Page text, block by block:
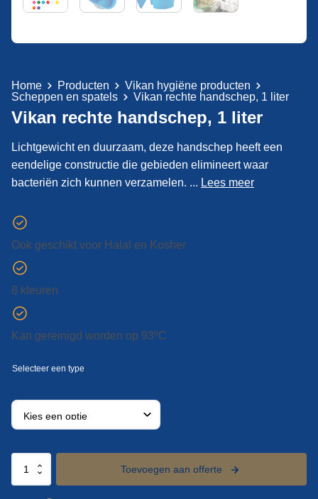
Home Producten
Vikan hygiëne producten
Scheppen en spatels
Vikan rechte handschep, 1 liter
Vikan rechte handschep, 1 liter
Lichtgewicht en duurzaam, deze handschep heeft een
eendelige constructie die gebieden elimineert waar
bacteriën zich kunnen verzamelen. ... Lees meer
Ook geschikt voor Halal en Kosher
8 kleuren
Kan gereinigd worden op 93ºC
Vikan
Toevoegen aan offerte